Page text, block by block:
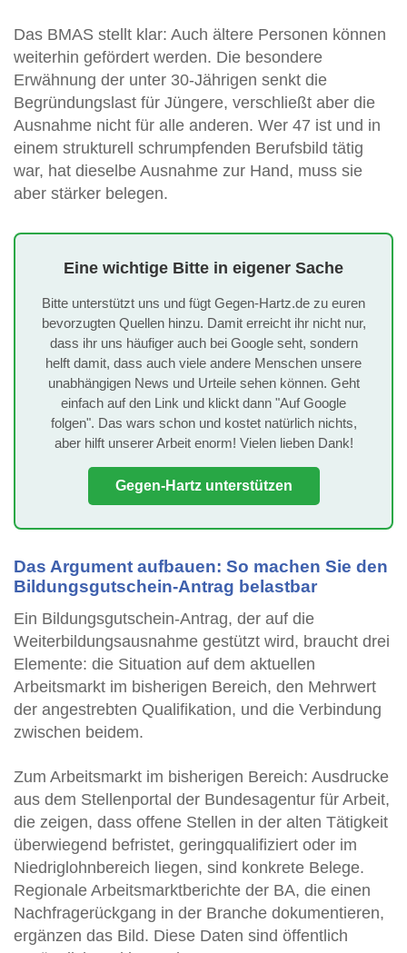
Das BMAS stellt klar: Auch ältere Personen können
weiterhin gefördert werden. Die besondere
Erwähnung der unter 30-Jährigen senkt die
Begründungslast für Jüngere, verschließt aber die
Ausnahme nicht für alle anderen. Wer 47 ist und in
einem strukturell schrumpfenden Berufsbild tätig
war, hat dieselbe Ausnahme zur Hand, muss sie
aber stärker belegen.
Eine wichtige Bitte in eigener Sache
Bitte unterstützt uns und fügt Gegen-Hartz.de zu euren
bevorzugten Quellen hinzu. Damit erreicht ihr nicht nur,
dass ihr uns häufiger auch bei Google seht, sondern
helft damit, dass auch viele andere Menschen unsere
unabhängigen News und Urteile sehen können. Geht
einfach auf den Link und klickt dann "Auf Google
folgen". Das wars schon und kostet natürlich nichts,
aber hilft unserer Arbeit enorm! Vielen lieben Dank!
Gegen-Hartz unterstützen
Das Argument aufbauen: So machen Sie den
Bildungsgutschein-Antrag belastbar
Ein Bildungsgutschein-Antrag, der auf die
Weiterbildungsausnahme gestützt wird, braucht drei
Elemente: die Situation auf dem aktuellen
Arbeitsmarkt im bisherigen Bereich, den Mehrwert
der angestrebten Qualifikation, und die Verbindung
zwischen beidem.
Zum Arbeitsmarkt im bisherigen Bereich: Ausdrucke
aus dem Stellenportal der Bundesagentur für Arbeit,
die zeigen, dass offene Stellen in der alten Tätigkeit
überwiegend befristet, geringqualifiziert oder im
Niedriglohnbereich liegen, sind konkrete Belege.
Regionale Arbeitsmarktberichte der BA, die einen
Nachfragerückgang in der Branche dokumentieren,
ergänzen das Bild. Diese Daten sind öffentlich